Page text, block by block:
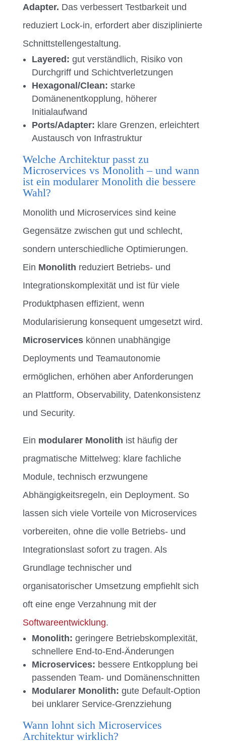
Adapter. Das verbessert Testbarkeit und
reduziert Lock-in, erfordert aber disziplinierte
Schnittstellengestaltung.
Layered: gut verständlich, Risiko von
Durchgriff und Schichtverletzungen
Hexagonal/Clean: starke
Domänenentkopplung, höherer
Initialaufwand
Ports/Adapter: klare Grenzen, erleichtert
Austausch von Infrastruktur
Welche Architektur passt zu
Microservices vs Monolith – und wann
ist ein modularer Monolith die bessere
Wahl?
Monolith und Microservices sind keine
Gegensätze zwischen gut und schlecht,
sondern unterschiedliche Optimierungen.
Ein Monolith reduziert Betriebs- und
Integrationskomplexität und ist für viele
Produktphasen effizient, wenn
Modularisierung konsequent umgesetzt wird.
Microserviceskönnen unabhängige
Deployments und Teamautonomie
ermöglichen, erhöhen aber Anforderungen
an Plattform, Observability, Datenkonsistenz
und Security.
Ein modularer Monolith ist häufig der
pragmatische Mittelweg: klare fachliche
Module, technisch erzwungene
Abhängigkeitsregeln, ein Deployment. So
lassen sich viele Vorteile von Microservices
vorbereiten, ohne die volle Betriebs- und
Integrationslast sofort zu tragen. Als
Grundlage technischer und
organisatorischer Umsetzung empfiehlt sich
oft eine enge Verzahnung mit der
Softwareentwicklung.
Monolith: geringere Betriebskomplexität,
schnellere End-to-End-Änderungen
Microservices: bessere Entkopplung bei
passenden Team- und Domänenschnitten
Modularer Monolith: gute Default-Option
bei unklarer Service-Grenzziehung
Wann lohnt sich Microservices
Architektur wirklich?